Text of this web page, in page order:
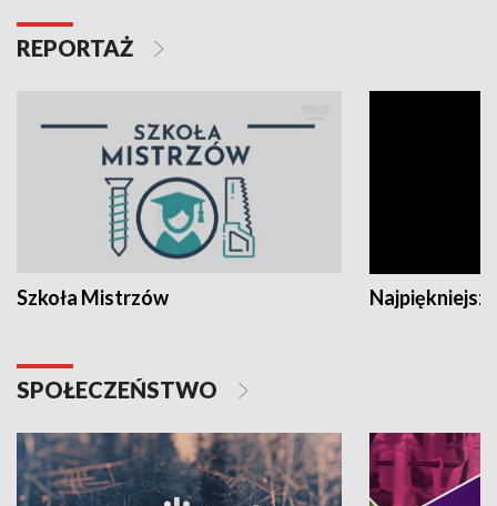
REPORTAŻ
Szkoła Mistrzów
SPOŁECZEŃSTWO